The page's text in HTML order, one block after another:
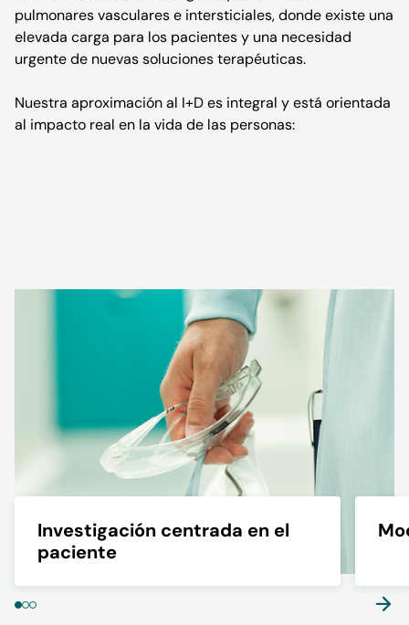
pulmonares vasculares e intersticiales, donde existe una
elevada carga para los pacientes y una necesidad
urgente de nuevas soluciones terapéuticas.
Nuestra aproximación al I+D es integral y está orientada
al impacto real en la vida de las personas:
Investigación centrada en el
paciente